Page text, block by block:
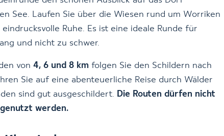
See. Laufen Sie über die Wiesen rund um Worriken
Ruhe. Es ist eine ideale Runde für
und nicht zu schwer.
von 4, 6 und 8 km folgen Sie den Schildern nach
Sie auf eine abenteuerliche Reise durch Wälder
sind gut ausgeschildert. Die Routen dürfen nicht
werden.